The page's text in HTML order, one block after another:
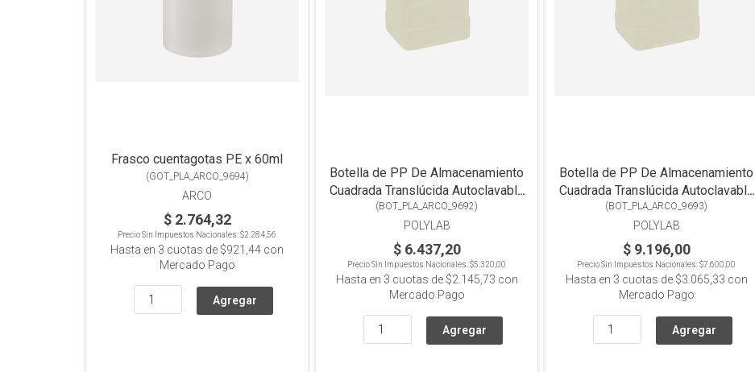
Frasco cuentagotas PE x 60ml
(GOT_PLA_ARCO_9694)
ARCO
$ 2.764,32
Precio Sin Impuestos Nacionales:$2.284,56
Hasta en 3 cuotas de $921,44 con
Mercado Pago
Botella de PP De Almacenamiento
Cuadrada Translúcida Autoclavable
250ml
(BOT_PLA_ARCO_9692)
POLYLAB
$ 6.437,20
Precio Sin Impuestos Nacionales:$5.320,00
Hasta en 3 cuotas de $2.145,73 con
Mercado Pago
Botella de PP De Almacenamiento
Cuadrada Translúcida Autoclavable
1000ml
(BOT_PLA_ARCO_9693)
POLYLAB
$ 9.196,00
Precio Sin Impuestos Nacionales:$7.600,00
Hasta en 3 cuotas de $3.065,33 con
Mercado Pago